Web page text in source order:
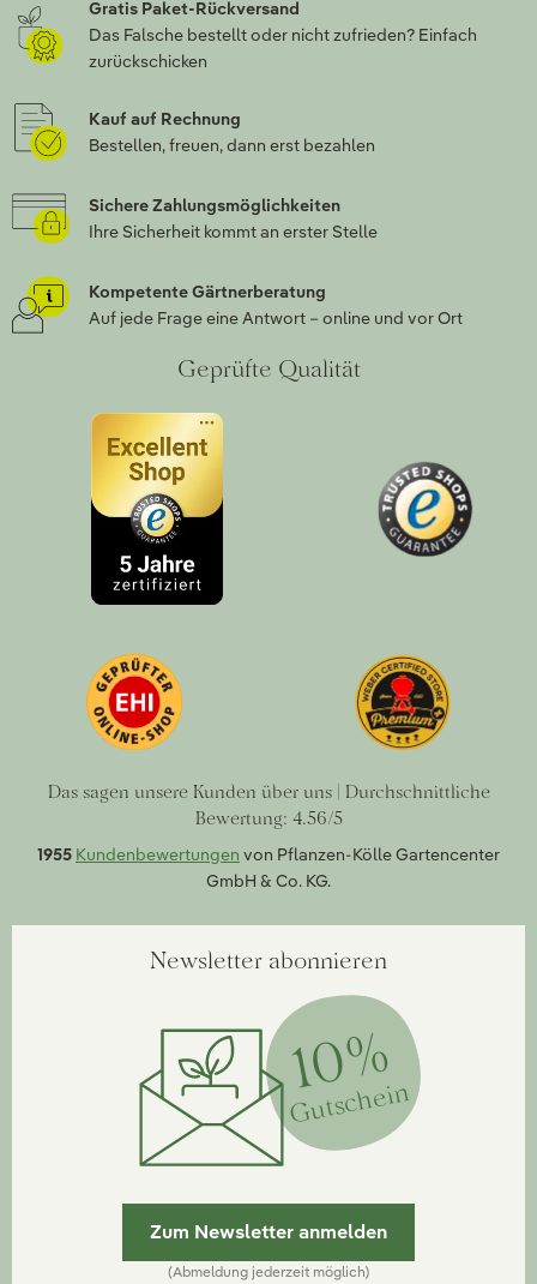
Gratis Paket-Rückversand
Das Falsche bestellt oder nicht zufrieden? Einfach
zurückschicken
Kauf auf Rechnung
Bestellen, freuen, dann erst bezahlen
Sichere Zahlungsmöglichkeiten
Ihre Sicherheit kommt an erster Stelle
Kompetente Gärtnerberatung
Auf jede Frage eine Antwort – online und vor Ort
Geprüfte Qualität
Das sagen unsere Kunden über uns | Durchschnittliche
Bewertung: 4.56/5
1955 Kundenbewertungen von Pflanzen-Kölle Gartencenter
GmbH & Co. KG.
Newsletter abonnieren
10%
Gutschein
Zum Newsletter anmelden
(Abmeldung jederzeit möglich)